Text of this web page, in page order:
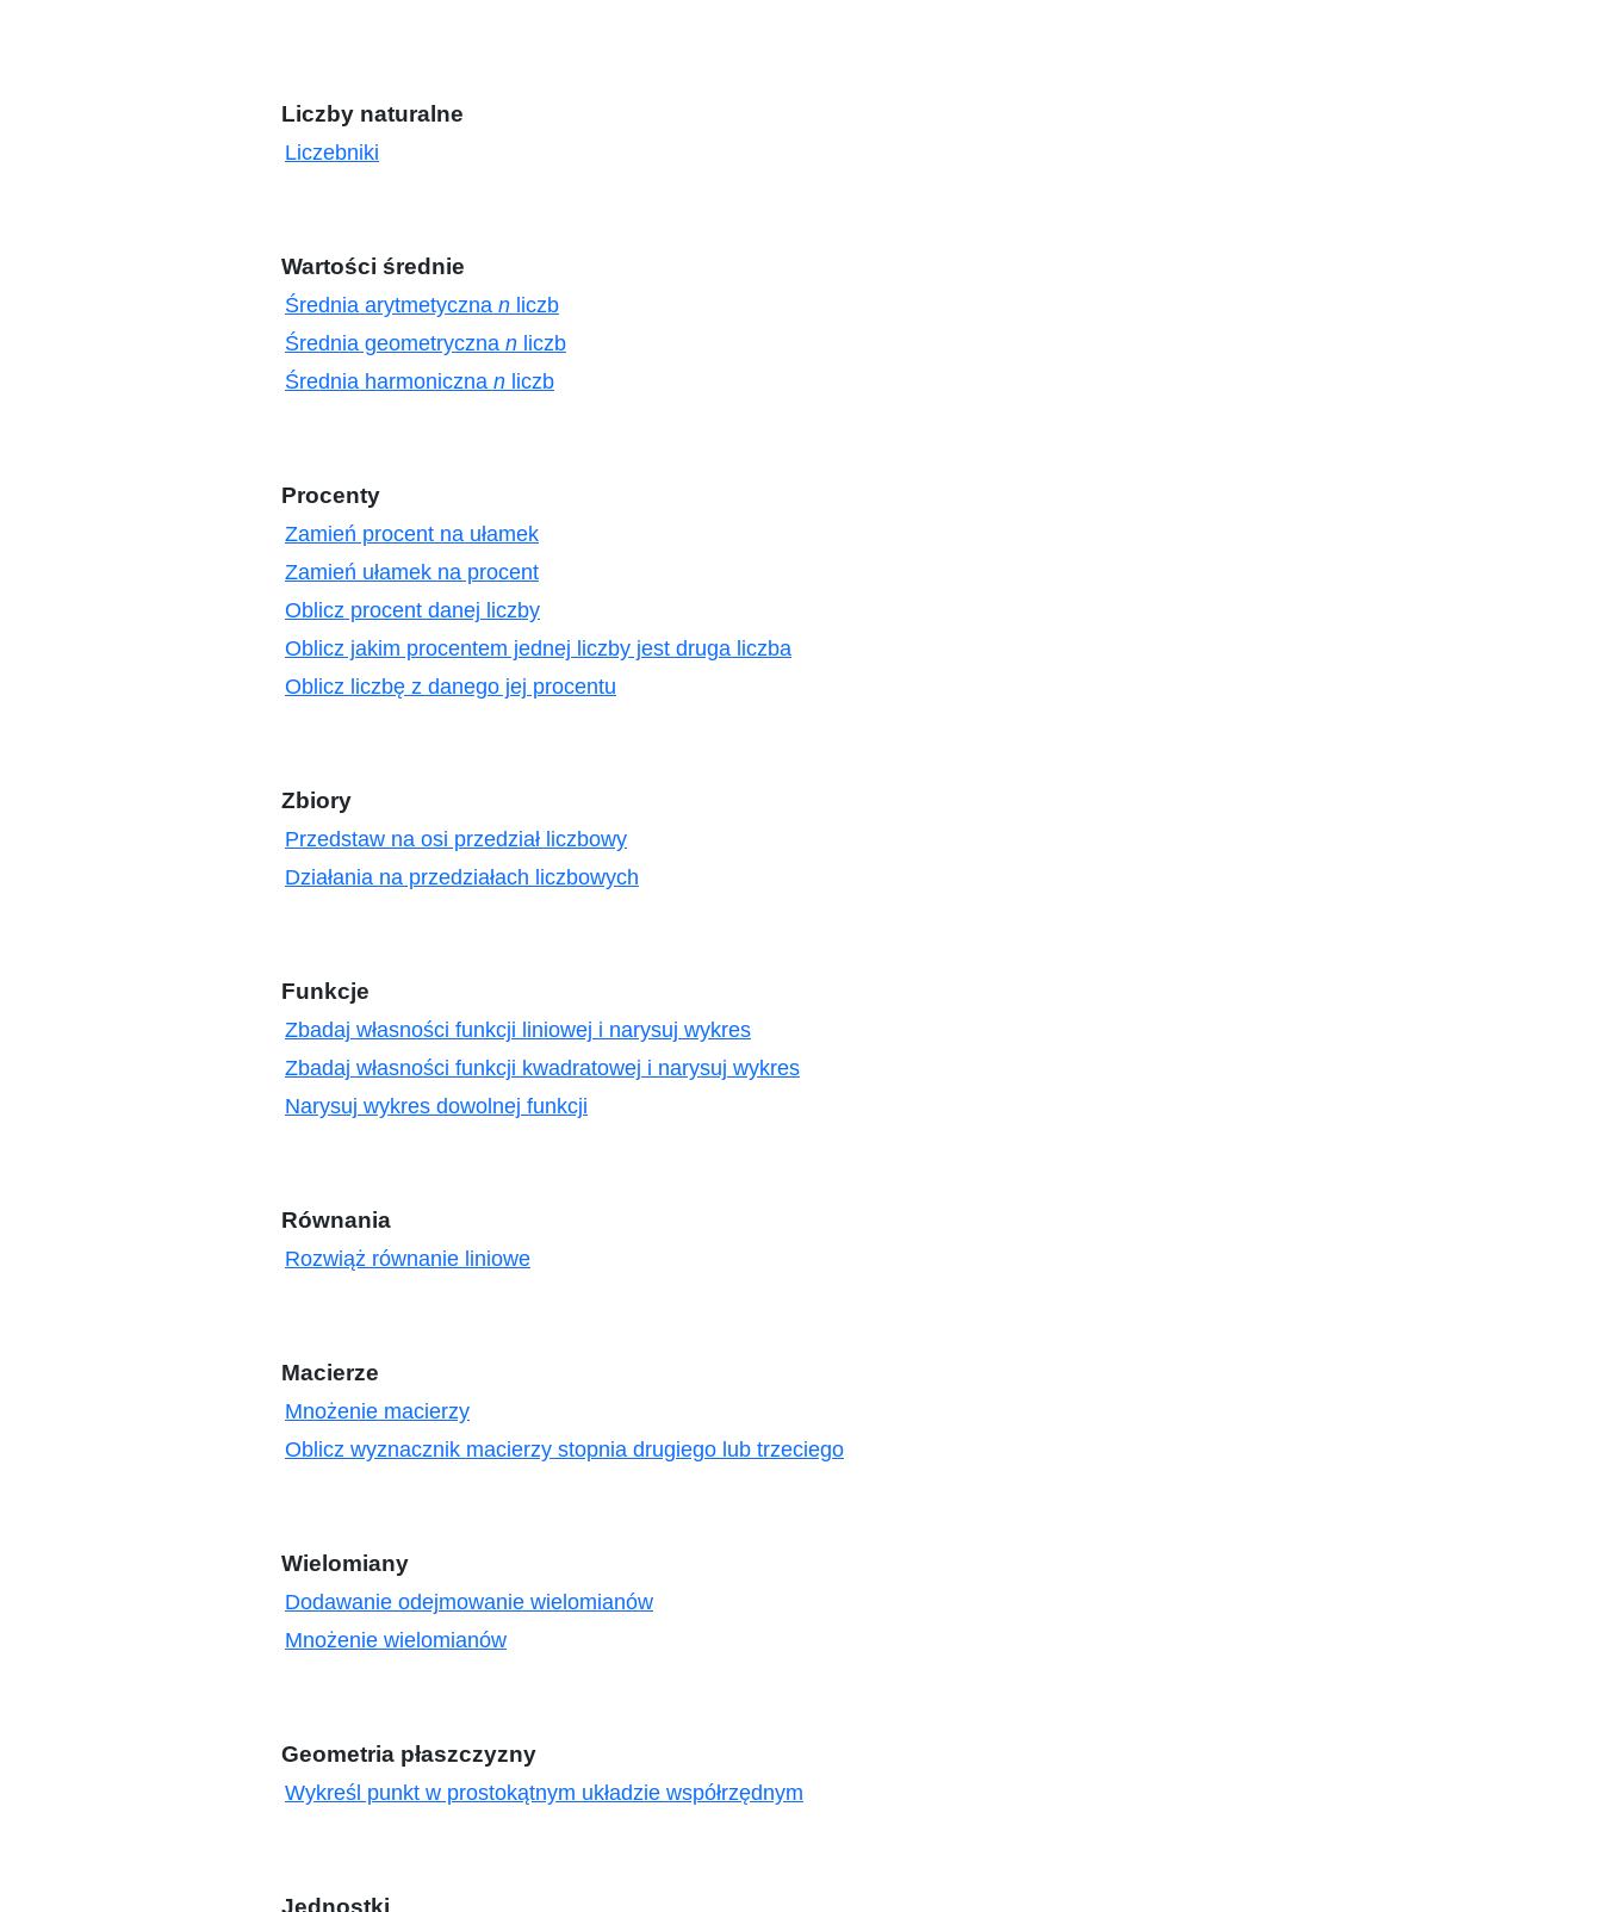
Liczby naturalne
Liczebniki
Wartości średnie
Średnia arytmetyczna n liczb
Średnia geometryczna n liczb
Średnia harmoniczna n liczb
Procenty
Zamień procent na ułamek
Zamień ułamek na procent
Oblicz procent danej liczby
Oblicz jakim procentem jednej liczby jest druga liczba
Oblicz liczbę z danego jej procentu
Zbiory
Przedstaw na osi przedział liczbowy
Działania na przedziałach liczbowych
Funkcje
Zbadaj własności funkcji liniowej i narysuj wykres
Zbadaj własności funkcji kwadratowej i narysuj wykres
Narysuj wykres dowolnej funkcji
Równania
Rozwiąż równanie liniowe
Macierze
Mnożenie macierzy
Oblicz wyznacznik macierzy stopnia drugiego lub trzeciego
Wielomiany
Dodawanie odejmowanie wielomianów
Mnożenie wielomianów
Geometria płaszczyzny
Wykreśl punkt w prostokątnym układzie współrzędnym
Jednostki